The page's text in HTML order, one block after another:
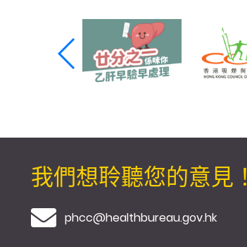
我們想聆聽您的意見！
電郵
phcc@healthbureau.gov.hk